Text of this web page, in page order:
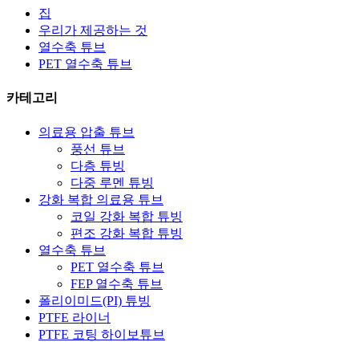
집
우리가 제공하는 것
열수축 튜브
PET 열수축 튜브
카테고리
의료용 압출 튜브
풍선 튜브
다층 튜빙
다중 루멘 튜빙
강화 복합 의료용 튜브
코일 강화 복합 튜빙
편조 강화 복합 튜빙
열수축 튜브
PET 열수축 튜브
FEP 열수축 튜브
폴리이미드(PI) 튜빙
PTFE 라이너
PTFE 코팅 하이보튜브